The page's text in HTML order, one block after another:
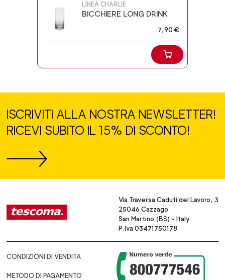
LINEA CHARLIE
BICCHIERE LONG DRINK
7,90 €
ISCRIVITI ALLA NOSTRA NEWSLETTER!
RICEVI SUBITO IL 15% DI SCONTO!
Via Traversa Caduti del Lavoro, 3
25046 Cazzago
San Martino (BS) - Italy
P.Iva 03471750178
CONDIZIONI DI VENDITA
METODO DI PAGAMENTO